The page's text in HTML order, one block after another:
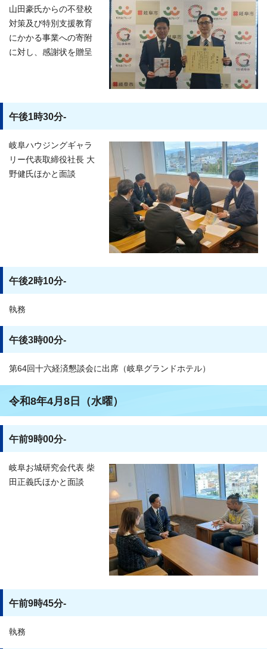
山田豪氏からの不登校
対策及び特別支援教育
にかかる事業への寄附
に対し、感謝状を贈呈
午後1時30分-
岐阜ハウジングギャラ
リー代表取締役社長 大
野健氏ほかと面談
午後2時10分-
執務
午後3時00分-
第64回十六経済懇談会に出席（岐阜グランドホテル）
令和8年4月8日（水曜）
午前9時00分-
岐阜お城研究会代表 柴
田正義氏ほかと面談
午前9時45分-
執務